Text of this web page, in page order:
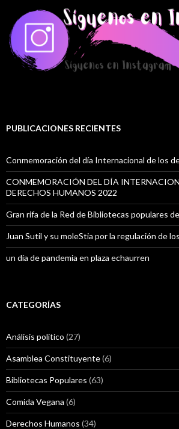
PUBLICACIONES RECIENTES
Conmemoración del día Internacional de los
CONMEMORACIÓN DEL DÍA
DERECHOS HUMANOS 2022
Gran rifa de la Red de Bibliotecas populares
Juan Sutil y su moleStia por la regulación de
un día de pandemia en plaza echaurren
CATEGORÍAS
Análisis político (27)
Asamblea Constituyente(6)
Bibliotecas Populares (63)
Comida Vegana (6)
Derechos Humanos (34)